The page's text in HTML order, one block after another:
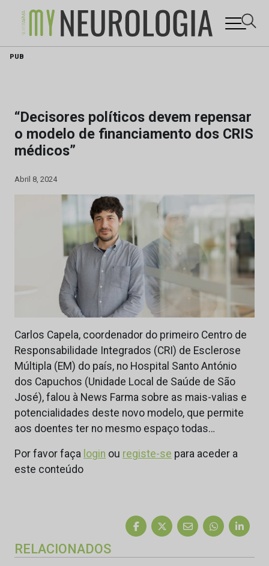
Skip
PUB
“Decisores políticos devem repensar
o modelo de financiamento dos CRIS
médicos”
Abril 8, 2024
Carlos Capela, coordenador do primeiro Centro de
Responsabilidade Integrados (CRI) de Esclerose
Múltipla (EM) do país, no Hospital Santo António
dos Capuchos (Unidade Local de Saúde de São
José), falou à News Farma sobre as mais-valias e
potencialidades deste novo modelo, que permite
aos doentes ter no mesmo espaço todas…
Por favor faça login ou registe-se para aceder a
este conteúdo
RELACIONADOS